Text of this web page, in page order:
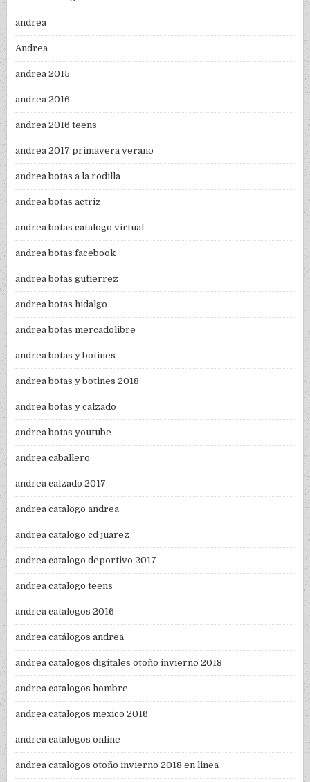
andrea
Andrea
andrea 2015
andrea 2016
andrea 2016 teens
andrea 2017 primavera verano
andrea botas a la rodilla
andrea botas actriz
andrea botas catalogo virtual
andrea botas facebook
andrea botas gutierrez
andrea botas hidalgo
andrea botas mercadolibre
andrea botas y botines
andrea botas y botines 2018
andrea botas y calzado
andrea botas youtube
andrea caballero
andrea calzado 2017
andrea catalogo andrea
andrea catalogo cd juarez
andrea catalogo deportivo 2017
andrea catalogo teens
andrea catalogos 2016
andrea catálogos andrea
andrea catalogos digitales otoño invierno 2018
andrea catalogos hombre
andrea catalogos mexico 2016
andrea catalogos online
andrea catalogos otoño invierno 2018 en linea